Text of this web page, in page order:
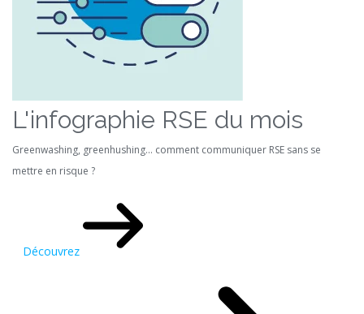
L'infographie RSE du mois
Greenwashing, greenhushing… comment communiquer RSE sans se
mettre en risque ?
Découvrez